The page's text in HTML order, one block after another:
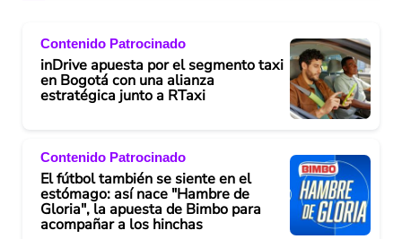
Contenido Patrocinado
inDrive apuesta por el segmento taxi
en Bogotá con una alianza
estratégica junto a RTaxi
Contenido Patrocinado
El fútbol también se siente en el
estómago: así nace "Hambre de
Gloria", la apuesta de Bimbo para
acompañar a los hinchas